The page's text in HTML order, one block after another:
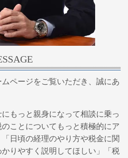
ムページをご覧いただき、誠にあ
にもっと親身になって相談に乗っ
ことについてもっと積極的にア
日頃の経理のやり方や税金に関
りやすく説明してほしい」「税